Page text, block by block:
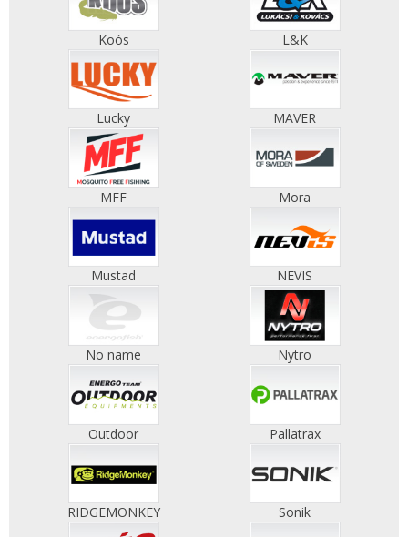
Koós L&K
Lucky MAVER
MFF Mora
Mustad NEVIS
No name Nytro
Outdoor Pallatrax
RIDGEMONKEY Sonik